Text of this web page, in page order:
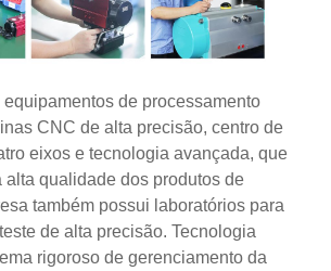
de processamento
CNC de alta precisão, centro de
eixos e tecnologia avançada, que
alta qualidade dos produtos de
também possui laboratórios para
de alta precisão. Tecnologia
rigoroso de gerenciamento da